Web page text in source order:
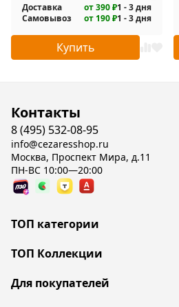
Доставка от 390 ₽1 - 3 дня
Самовывоз
от 190 ₽1 - 3 дня
Купить
Контакты
8 (495) 532-08-95
info@cezaresshop.ru
Москва, Проспект Мира, д.11
ПН-ВС 10:00—20:00
ТОП категории
ТОП Коллекции
Для покупателей